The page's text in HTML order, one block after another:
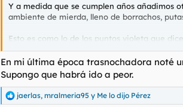
Y a medida que se cumplen años añadimos
ambiente de mierda, lleno de borrachos,
Esto es como lo de los puntos violeta que
injerencias no deseadas y esas cosas. Yo lo
mal venir, aunque no es lo mio, pasarse por
En mi última época trasnochadora noté
Supongo que habrá ido a peor.
R
jaerlas, mralmeria95 y Me lo dijo Pérez